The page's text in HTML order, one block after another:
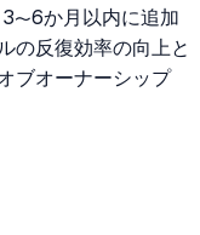
〜6か月以内に追加
の反復効率の向上と
ブオーナーシップ